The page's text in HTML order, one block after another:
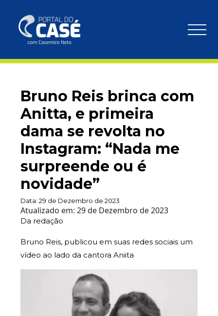
Bruno Reis brinca com
Anitta, e primeira
dama se revolta no
Instagram: “Nada me
surpreende ou é
novidade”
Data: 29 de Dezembro de 2023
Atualizado em: 29 de Dezembro de 2023
Da redação
Bruno Reis, publicou em suas redes sociais um
vídeo ao lado da cantora Aniita